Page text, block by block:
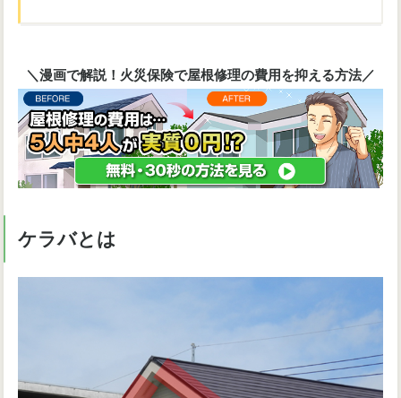
＼漫画で解説！火災保険で屋根修理の費用を抑える方法／
ケラバとは